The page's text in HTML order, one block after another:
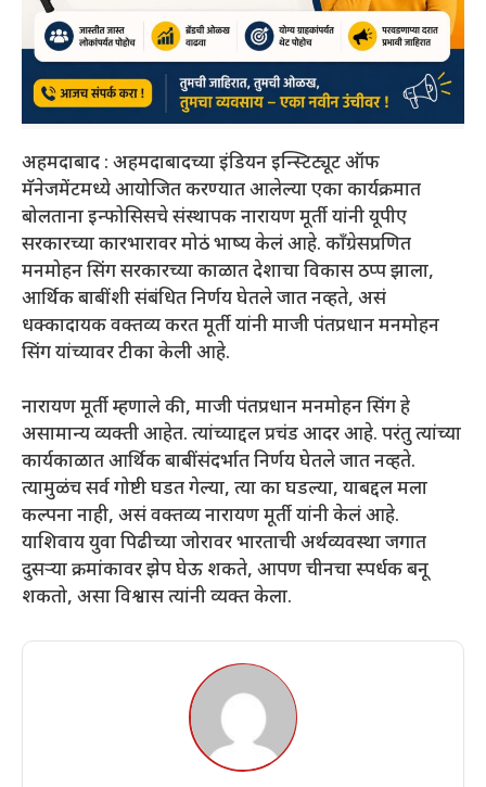
अहमदाबाद : अहमदाबादच्या इंडियन इन्स्टिट्यूट ऑफ
मॅनेजमेंटमध्ये आयोजित करण्यात आलेल्या एका कार्यक्रमात
बोलताना इन्फोसिसचे संस्थापक नारायण मूर्ती यांनी यूपीए
सरकारच्या कारभारावर मोठं भाष्य केलं आहे. कॉंग्रेसप्रणित
मनमोहन सिंग सरकारच्या काळात देशाचा विकास ठप्प झाला,
आर्थिक बाबींशी संबंधित निर्णय घेतले जात नव्हते, असं
धक्कादायक वक्तव्य करत मूर्ती यांनी माजी पंतप्रधान मनमोहन
सिंग यांच्यावर टीका केली आहे.
नारायण मूर्ती म्हणाले की, माजी पंतप्रधान मनमोहन सिंग हे
असामान्य व्यक्ती आहेत. त्यांच्याद्दल प्रचंड आदर आहे. परंतु त्यांच्या
कार्यकाळात आर्थिक बाबींसंदर्भात निर्णय घेतले जात नव्हते.
त्यामुळंच सर्व गोष्टी घडत गेल्या, त्या का घडल्या, याबद्दल मला
कल्पना नाही, असं वक्तव्य नारायण मूर्ती यांनी केलं आहे.
याशिवाय युवा पिढीच्या जोरावर भारताची अर्थव्यवस्था जगात
दुसऱ्या क्रमांकावर झेप घेऊ शकते, आपण चीनचा स्पर्धक बनू
शकतो, असा विश्वास त्यांनी व्यक्त केला.